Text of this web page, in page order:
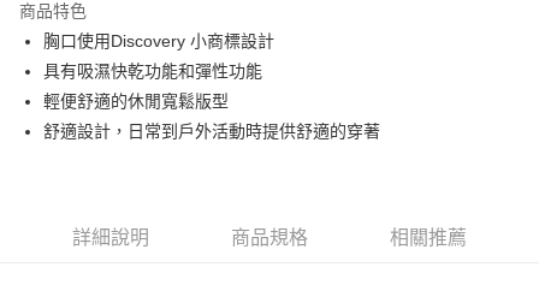
Apple Pay
運送方式
全家取貨付款<未取貨列黑名單/不支援離島取退>
每筆NT$60，滿NT$990(含以上)免運費
商品特色
胸口使用Discovery 小商標設計
具有吸濕快乾功能和彈性功能
輕便舒適的休閒寬鬆版型
舒適設計，日常到戶外活動時提供舒適的穿著
詳細說明 商品規格 相關推薦